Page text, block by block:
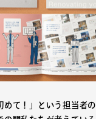
めて！」という担当者